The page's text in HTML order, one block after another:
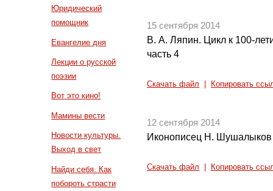
Юридический
помощник
Евангелие дня
Лекции о русской
поэзии
Вот это кино!
Мамины вести
Новости культуры.
Выход в свет
Найди себя. Как
побороть страсти
15 сентября 2014
В. А. Ляпин. Цикл к 100-
часть 4
Скачать файл Копировать
12 сентября 2014
Иконописец Н. Шушалыков
Скачать файл Копировать